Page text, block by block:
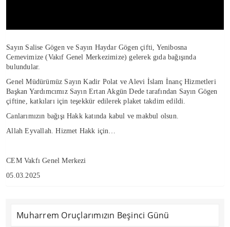
Sayın Salise Gögen ve Sayın Haydar Gögen çifti, Yenibosna
Cemevimize (Vakıf Genel Merkezimize) gelerek gıda bağışında
bulundular.
Genel Müdürümüz Sayın Kadir Polat ve Alevi İslam İnanç Hizmetleri
Başkan Yardımcımız Sayın Ertan Akgün Dede tarafından Sayın Gögen
çiftine, katkıları için teşekkür edilerek plaket takdim edildi.
Canlarımızın bağışı Hakk katında kabul ve makbul olsun.
Allah Eyvallah. Hizmet Hakk için…
CEM Vakfı Genel Merkezi
05.03.2025
Muharrem Oruçlarımızın Beşinci Günü